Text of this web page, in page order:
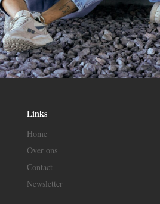
Links
Home
Over ons
Contact
Newsletter